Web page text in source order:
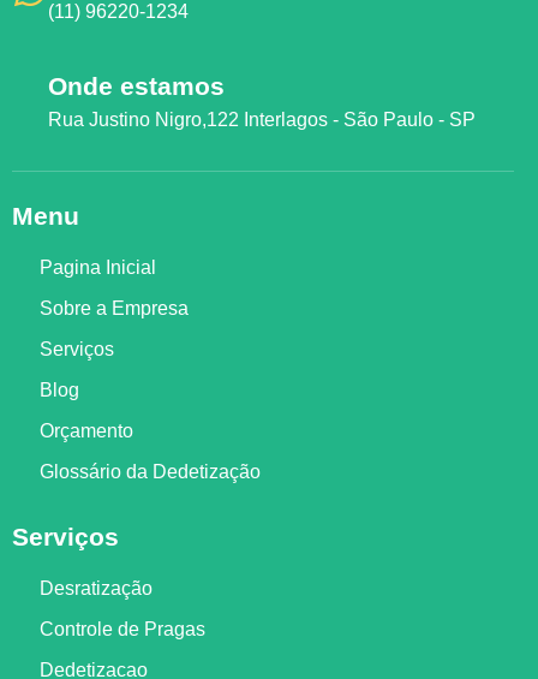
(11) 96220-1234
Onde estamos
Rua Justino Nigro,122 Interlagos - São Paulo - SP
Menu
Pagina Inicial
Sobre a Empresa
Serviços
Blog
Orçamento
Glossário da Dedetização
Serviços
Desratização
Controle de Pragas
Dedetizacao